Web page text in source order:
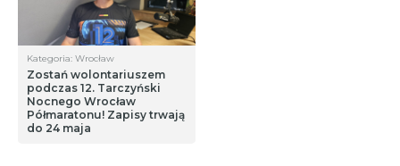
Kategoria: Wrocław
Zostań wolontariuszem
podczas 12. Tarczyński
Nocnego Wrocław
Półmaratonu! Zapisy trwają
do 24 maja